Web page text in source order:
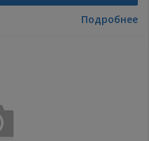
Подробнее